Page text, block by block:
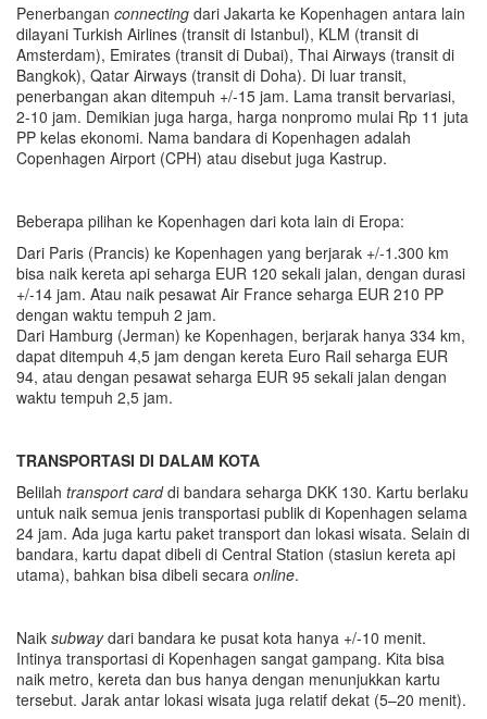
Penerbangan connecting dari Jakarta ke Kopenhagen antara lain
dilayani Turkish Airlines (transit di Istanbul), KLM (transit di
Amsterdam), Emirates (transit di Dubai), Thai Airways (transit di
Bangkok), Qatar Airways (transit di Doha). Di luar transit,
penerbangan akan ditempuh +/-15 jam. Lama transit bervariasi,
2-10 jam. Demikian juga harga, harga nonpromo mulai Rp 11 juta
PP kelas ekonomi. Nama bandara di Kopenhagen adalah
Copenhagen Airport (CPH) atau disebut juga Kastrup.
Beberapa pilihan ke Kopenhagen dari kota lain di Eropa:
Dari Paris (Prancis) ke Kopenhagen yang berjarak +/-1.300 km
bisa naik kereta api seharga EUR 120 sekali jalan, dengan durasi
+/-14 jam. Atau naik pesawat Air France seharga EUR 210 PP
dengan waktu tempuh 2 jam.
Dari Hamburg (Jerman) ke Kopenhagen, berjarak hanya 334 km,
dapat ditempuh 4,5 jam dengan kereta Euro Rail seharga EUR
94, atau dengan pesawat seharga EUR 95 sekali jalan dengan
waktu tempuh 2,5 jam.
TRANSPORTASI DI DALAM KOTA
Belilah transport carddi bandara seharga DKK 130. Kartu berlaku
untuk naik semua jenis transportasi publik di Kopenhagen selama
24 jam. Ada juga kartu paket transport dan lokasi wisata. Selain di
bandara, kartu dapat dibeli di Central Station (stasiun kereta api
utama), bahkan bisa dibeli secara online.
Naik subwaydari bandara ke pusat kota hanya +/-10 menit.
Intinya transportasi di Kopenhagen sangat gampang. Kita bisa
naik metro, kereta dan bus hanya dengan menunjukkan kartu
tersebut. Jarak antar lokasi wisata juga relatif dekat (5–20 menit).